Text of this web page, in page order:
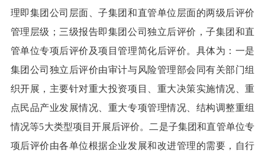
理即集团公司层面、子集团和直管单位层面的两级后评价
管理层级；三级报告即集团公司独立后评价，子集团和直
管单位专项后评价及项目管理简化后评价。具体为：一是
集团公司独立后评价由审计与风险管理部会同有关部门组
织开展，主要针对重大投资项目、重大决策实施情况、重
点民品产业发展情况、重大专项管理情况、结构调整重组
情况等5大类型项目开展后评价。二是子集团和直管单位专
项后评价由各单位根据企业发展和改进管理的需要，自行